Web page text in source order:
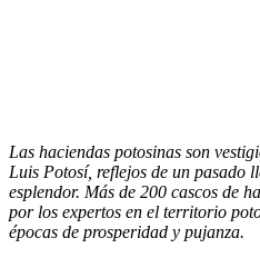
Las haciendas potosinas son
Luis Potosí, reflejos de un pasado
esplendor. Más de 200 cascos de
por los expertos en el territorio
épocas de prosperidad y pujanza.